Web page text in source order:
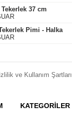
37 cm
Pimi - Halka
ve Kullanım Şartları
KATEGORİLER